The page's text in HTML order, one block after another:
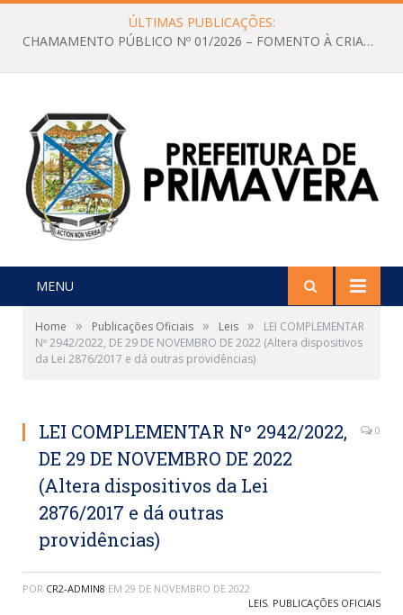
ÚLTIMAS PUBLICAÇÕES:
CHAMAMENTO PÚBLICO Nº 01/2026 – FOMENTO À CRIAÇÃO E A CIRCULAÇÃO DE PRODUÇÕES CULTURAIS – Aldir Blanc
MENU
Home » Publicações Oficiais » Leis »
LEI COMPLEMENTAR
Nº 2942/2022, DE 29 DE NOVEMBRO DE 2022 (Altera dispositivos
da Lei 2876/2017 e dá outras providências)
LEI COMPLEMENTAR Nº 2942/2022,
DE 29 DE NOVEMBRO DE 2022
(Altera dispositivos da Lei
2876/2017 e dá outras
providências)
0
POR CR2-ADMIN8 EM 29 DE NOVEMBRO DE 2022
LEIS, PUBLICAÇÕES OFICIAIS